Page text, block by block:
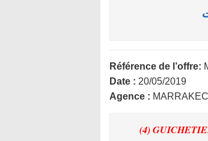
Référence de l’offre:
Date : 20/05/2019
Agence :
(4)